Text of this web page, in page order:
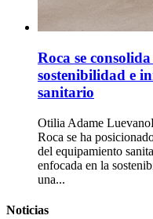
Roca se
sostenibilidad e
sanitario
Otilia Adame Luevano
Roca se ha
del equipamiento
enfocada en la
una...
Noticias